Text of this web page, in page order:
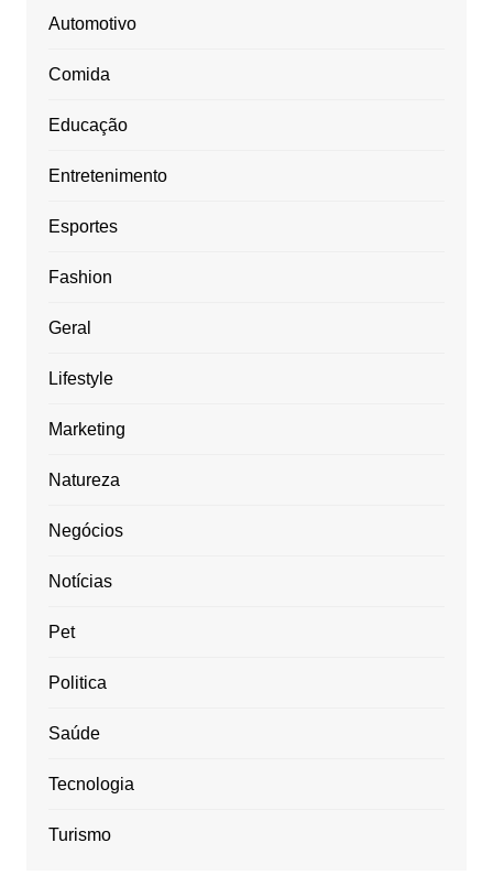
Automotivo
Comida
Educação
Entretenimento
Esportes
Fashion
Geral
Lifestyle
Marketing
Natureza
Negócios
Notícias
Pet
Politica
Saúde
Tecnologia
Turismo